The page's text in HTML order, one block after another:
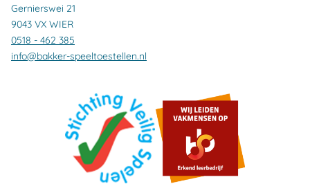
Gernierswei 21
9043 VX WIER
0518 - 462 385
info@bakker-speeltoestellen.nl